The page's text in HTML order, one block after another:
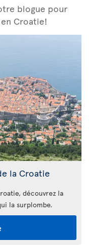
blogue pour
Croatie!
la Croatie
découvrez la
la surplombe.